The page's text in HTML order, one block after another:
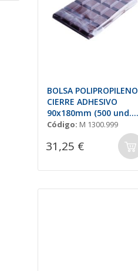
BOLSA POLIPROPILENO
CIERRE ADHESIVO
90x180mm (500 und.
Pack)
Código: M 1300.999
31,25 €